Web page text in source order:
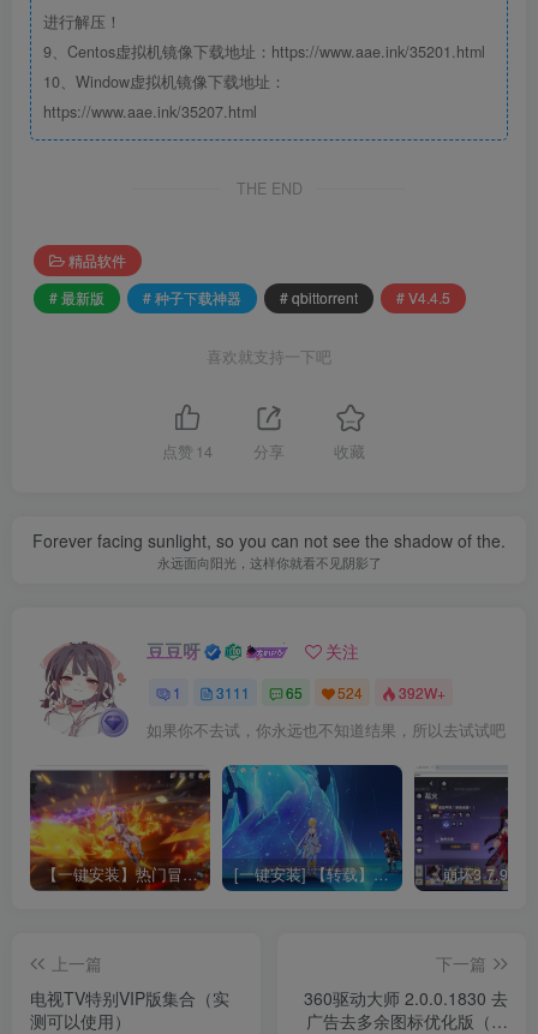
进行解压！
9、Centos虚拟机镜像下载地址：https://www.aae.ink/35201.html
10、Window虚拟机镜像下载地址：
https://www.aae.ink/35207.html
THE END
精品软件
# 最新版
# 种子下载神器 # qbittorrent # V4.4.5
喜欢就支持一下吧
点赞 14 分享 收藏
Forever facing sunlight, so you can not see the shadow of the.
永远面向阳光，这样你就看不见阴影了
豆豆呀 关注
1 3111 65 524 392W+
如果你不去试，你永远也不知道结果，所以去试试吧
【一键安装】热门冒险策略类游戏崩坏：星穹铁道全新2.3版本一键端+一键代理+一键启动+免虚拟机 [一键安装] 【转载】原神3.4真端服务端+源码+配套客户端+详尽说明+GM工具+源码说明文件
上一篇
电视TV特别VIP版集合（实
测可以使用）
下一篇
360驱动大师 2.0.0.1830 去
广告去多余图标优化版（单